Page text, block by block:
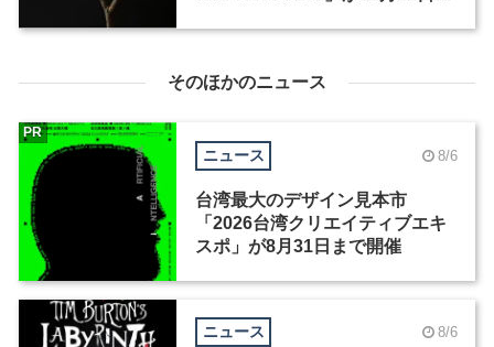
そのほかのニュース
ニュース 8/6
台湾最大のデザイン見本市
「2026台湾クリエイティブエキ
スポ」が8月31日まで開催
PR
ニュース 8/6